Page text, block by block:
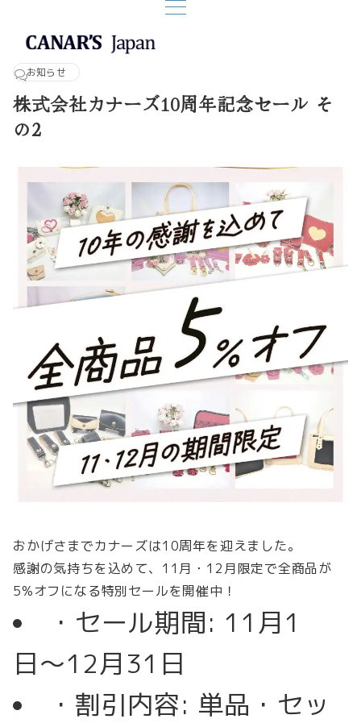
お知らせ
株式会社カナーズ10周年記念セール そ
の2
おかげさまでカナーズは10周年を迎えました。
感謝の気持ちを込めて、11月・12月限定で全商品が
5%オフになる特別セールを開催中！
・セール期間: 11月1
日〜12月31日
・割引内容: 単品・セッ